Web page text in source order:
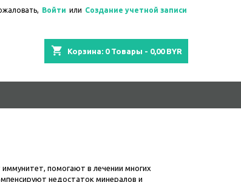
Войти или Создание учетной записи
shopping_cart Корзина: 0Товары - 0,00 BYR
помогают в лечении многих
недостаток минералов и